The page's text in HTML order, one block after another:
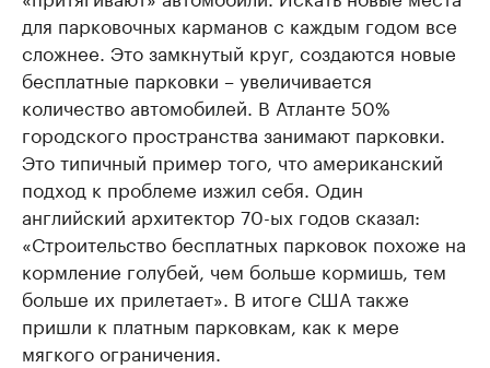
для парковочных карманов с каждым годом все
сложнее. Это замкнутый круг, создаются новые
бесплатные парковки – увеличивается
количество автомобилей. В Атланте 50%
городского пространства занимают парковки.
Это типичный пример того, что американский
подход к проблеме изжил себя. Один
английский архитектор 70-ых годов сказал:
«Строительство бесплатных парковок похоже на
кормление голубей, чем больше кормишь, тем
больше их прилетает». В итоге США также
пришли к платным парковкам, как к мере
мягкого ограничения.